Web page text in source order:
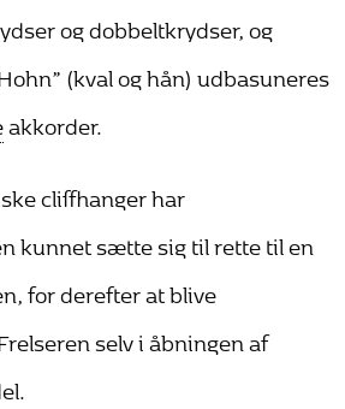
og dobbeltkrydser, og
(kval og hån) udbasuneres
akkorder.
cliffhanger har
kunnet sætte sig til rette til en
for derefter at blive
selv i åbningen af